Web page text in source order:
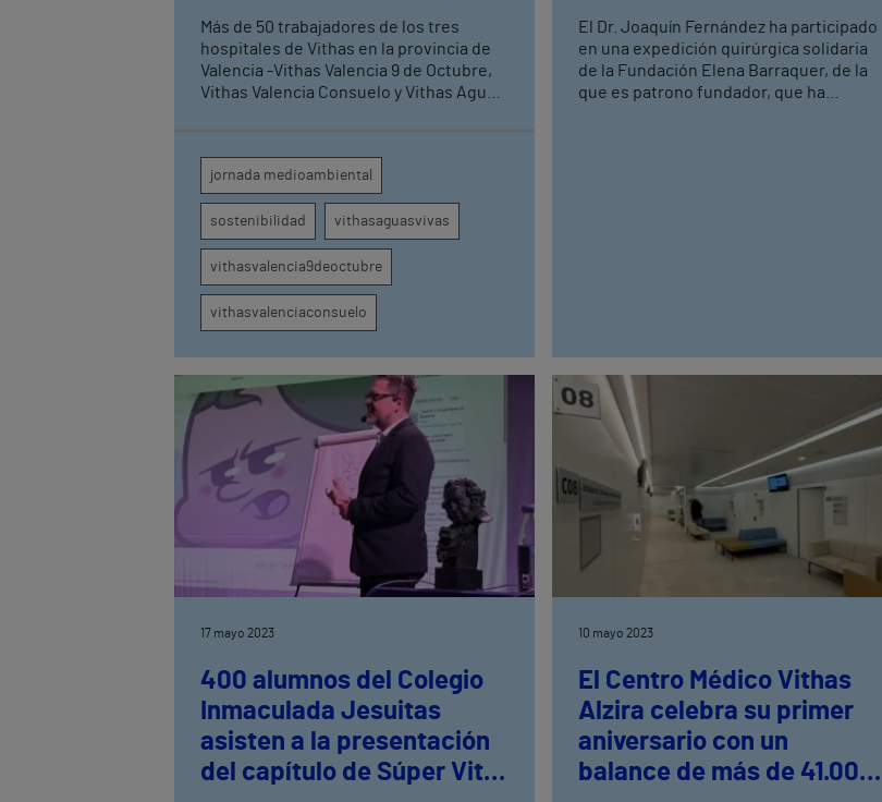
Más de 50 trabajadores de los tres
hospitales de Vithas en la provincia de
Valencia -Vithas Valencia 9 de Octubre,
Vithas Valencia Consuelo y Vithas Aguas
retiraron plantas invasoras de las
dunas, se crearon y distribuyeron
bombas de semillas para regenerar la
flora autóctona y se realizó una limpieza
de plásticos en la zona de la playa
jornada medioambiental
sostenibilidad vithasaguasvivas
vithasvalencia9deoctubre
vithasvalenciaconsuelo
El Dr. Joaquín Fernández ha participado
en una expedición quirúrgica solidaria
de la Fundación Elena Barraquer, de la
que es patrono fundador, que ha
17 mayo 2023
400 alumnos del Colegio
Inmaculada Jesuitas
asisten a la presentación
del capítulo de Súper Vita
10 mayo 2023
El Centro Médico Vithas
Alzira celebra su primer
aniversario con un
balance de más de 41.000